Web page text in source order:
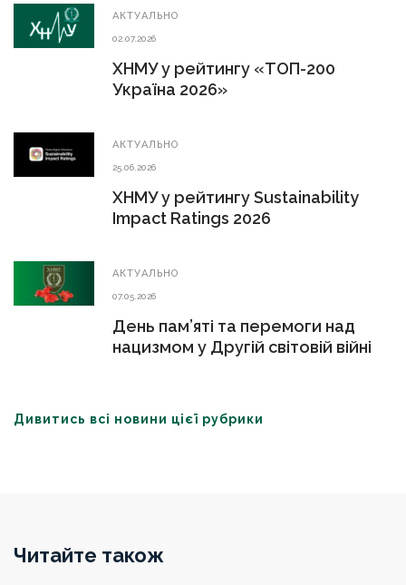
АКТУАЛЬНО
02.07.2026
ХНМУ у рейтингу «ТОП-200
Україна 2026»
АКТУАЛЬНО
25.06.2026
ХНМУ у рейтингу Sustainability
Impact Ratings 2026
АКТУАЛЬНО
07.05.2026
День пам’яті та перемоги над
нацизмом у Другій світовій війні
Дивитись всі новини цієї рубрики
Читайте також